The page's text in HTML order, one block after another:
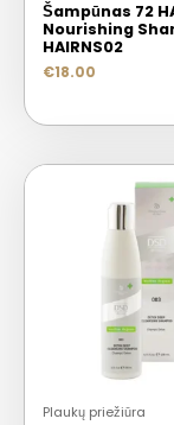
Šampūnas 72
Nourishing
HAIRNS02
€18.00
Plaukų priežiūra